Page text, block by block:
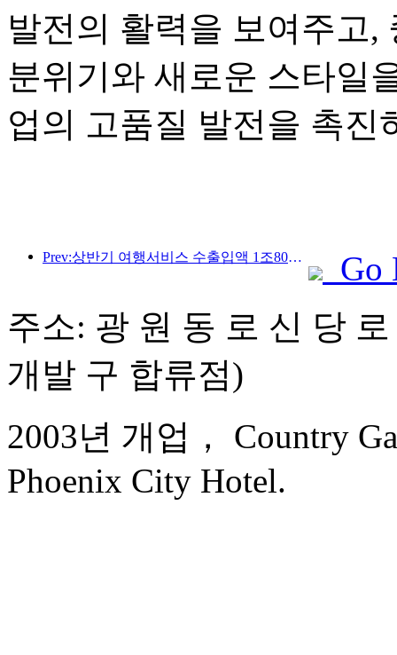
발전의 활력을 보여주고
분위기와 새로운 스타일
업의 고품질 발전을 촉진
Prev:상반기 여행서비스 수출입액 1조802억9000만위안 기록
Go
주소: 광 원 동 로 신 당
개발 구 합류점)
2003년 개업， Country
Phoenix City Hotel.